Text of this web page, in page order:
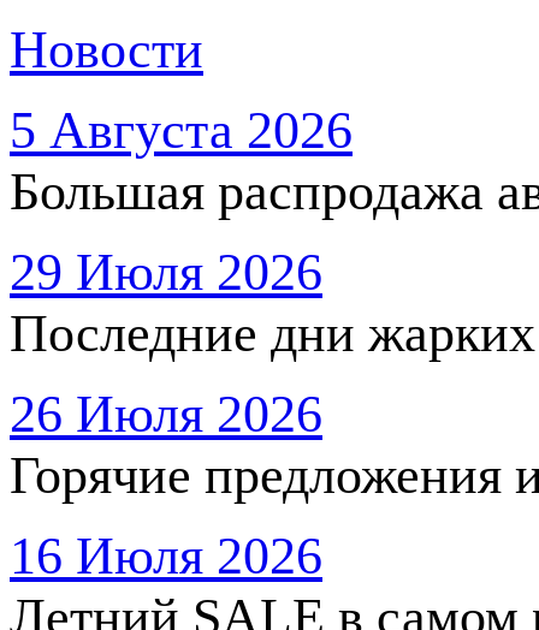
Новости
5 Августа 2026
Большая распродажа
29 Июля 2026
Последние дни
26 Июля 2026
Горячие предложения
16 Июля 2026
Летний SALE в самом